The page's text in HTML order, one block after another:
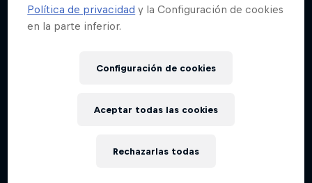
Política de privacidad y la Configuración de cookies
en la parte inferior.
Configuración de cookies
Rechazarlas todas
Aceptar todas las cookies